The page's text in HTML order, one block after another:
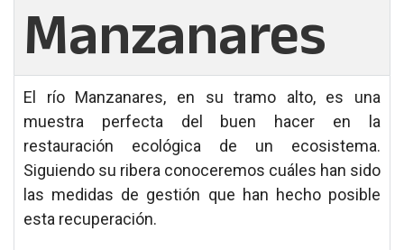
Manzanares
El río Manzanares, en su tramo alto, es una
muestra perfecta del buen hacer en la
restauración ecológica de un ecosistema.
Siguiendo su ribera conoceremos cuáles han sido
las medidas de gestión que han hecho posible
esta recuperación.